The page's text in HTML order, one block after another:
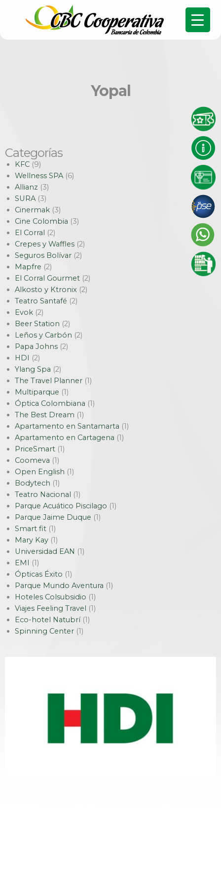
Yopal
Categorías
KFC (9)
Wellness SPA(6)
Allianz (3)
SURA(3)
Cinermak (3)
Cine Colombia (3)
El Corral (2)
Crepes y Waffles (2)
Seguros Bolívar (2)
Mapfre (2)
El Corral Gourmet (2)
Alkosto y Ktronix (2)
Teatro Santafé (2)
Evok (2)
Beer Station (2)
Leños y Carbón (2)
Papa Johns (2)
HDI (2)
Ylang Spa (2)
The Travel Planner (1)
Multiparque (1)
Óptica Colombiana (1)
The Best Dream (1)
Apartamento en Santamarta (1)
Apartamento en Cartagena (1)
PriceSmart (1)
Coomeva (1)
Open English (1)
Bodytech (1)
Teatro Nacional (1)
Parque Acuático Piscilago (1)
Parque Jaime Duque (1)
Smart fit (1)
Mary Kay (1)
Universidad EAN (1)
EMI (1)
Ópticas Éxito (1)
Parque Mundo Aventura (1)
Hoteles Colsubsidio (1)
Viajes Feeling Travel (1)
Eco-hotel Natubrí(1)
Spinning Center (1)